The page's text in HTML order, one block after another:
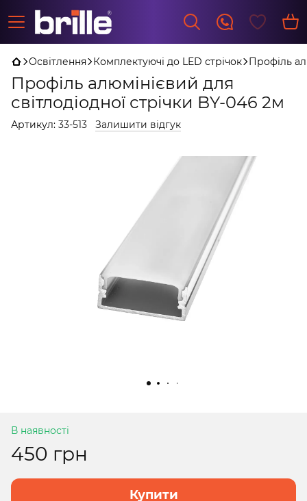
Освітлення Комплектуючі до LED стрічок Профіль
Профіль алюмінієвий для
світлодіодної стрічки BY-046 2м
Артикул: 33-513 Залишити відгук
В наявності
450 грн
Купити